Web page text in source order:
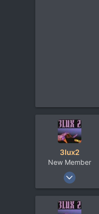
3lux2
New Member
11 Окт 2018
15